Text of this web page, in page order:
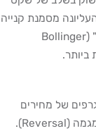
מסמנת קנייה
יתר; נגיעה בתחתונה, מכירת יתר. "סחיטת בולינגר" (Bollinger
של מחירים
ומסמנות המשך מגמה (Continuation) או היפוך מגמה (Reversal).